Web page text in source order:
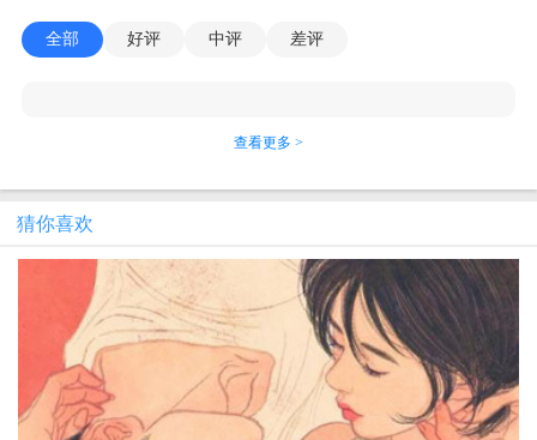
全部 好评 中评 差评
查看更多 >
猜你喜欢